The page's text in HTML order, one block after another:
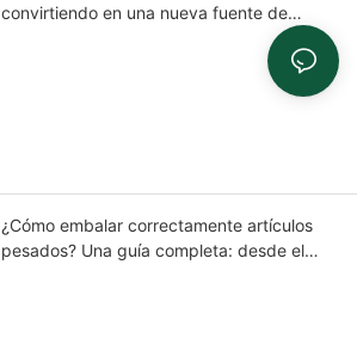
convirtiendo en una nueva fuente de
¿Cómo embalar correctamente artículos
pesados? Una guía completa: desde el